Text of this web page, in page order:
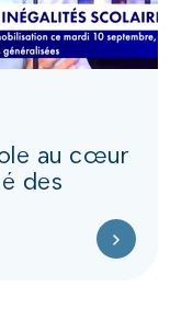
au cœur
des